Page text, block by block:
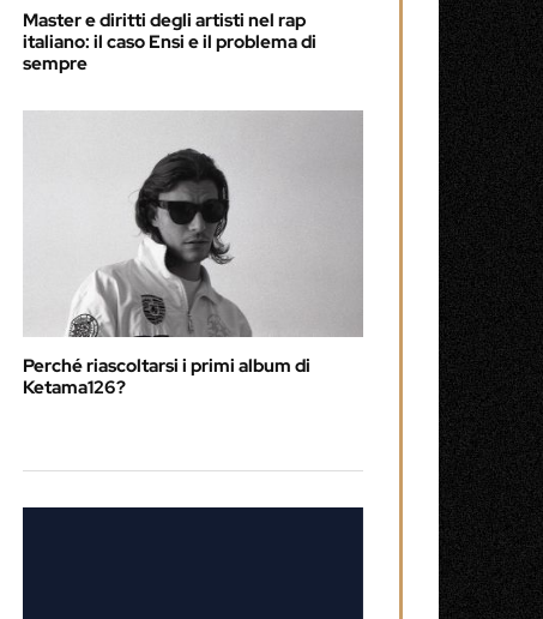
Master e diritti degli artisti nel rap
italiano: il caso Ensi e il problema di
sempre
Perché riascoltarsi i primi album di
Ketama126?